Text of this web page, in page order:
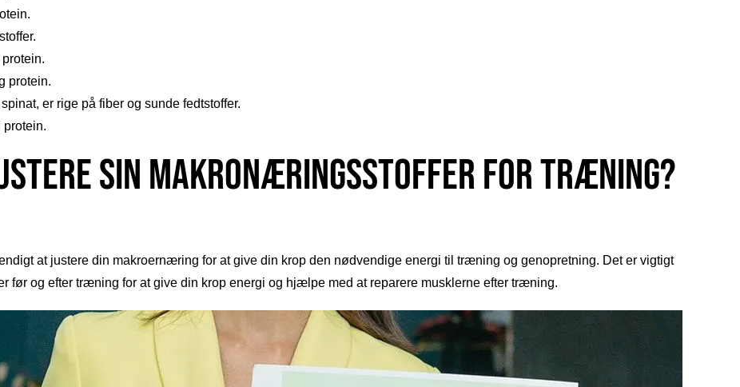
protein.
er rige på fiber og sunde fedtstoffer.
protein.
sin makronæringsstoffer for træning?
at justere din makroernæring for at give din krop den nødvendige energi til træning og genopretning. Det er vigtigt
før og efter træning for at give din krop energi og hjælpe med at reparere musklerne efter træning.